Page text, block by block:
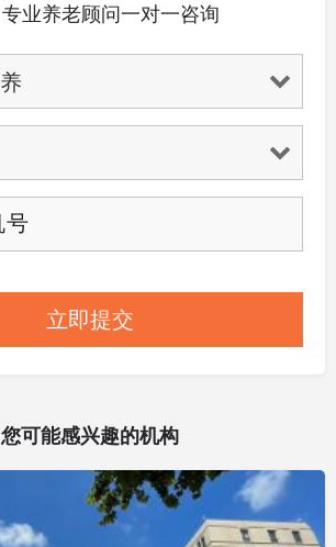
专业养老顾问一对一咨询
您可能感兴趣的机构